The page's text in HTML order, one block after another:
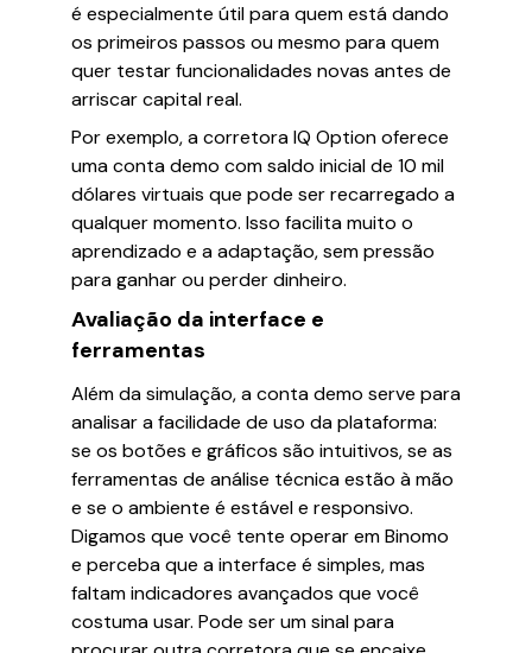
é especialmente útil para quem está dando
os primeiros passos ou mesmo para quem
quer testar funcionalidades novas antes de
arriscar capital real.
Por exemplo, a corretora IQ Option oferece
uma conta demo com saldo inicial de 10 mil
dólares virtuais que pode ser recarregado a
qualquer momento. Isso facilita muito o
aprendizado e a adaptação, sem pressão
para ganhar ou perder dinheiro.
Avaliação da interface e
ferramentas
Além da simulação, a conta demo serve para
analisar a facilidade de uso da plataforma:
se os botões e gráficos são intuitivos, se as
ferramentas de análise técnica estão à mão
e se o ambiente é estável e responsivo.
Digamos que você tente operar em Binomo
e perceba que a interface é simples, mas
faltam indicadores avançados que você
costuma usar. Pode ser um sinal para